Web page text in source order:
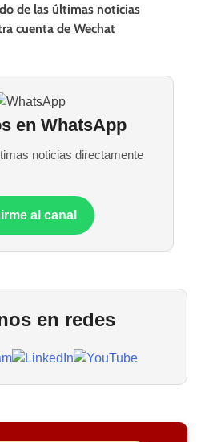
de las últimas noticias
cuenta de Wechat
en WhatsApp
noticias directamente
al canal
en redes